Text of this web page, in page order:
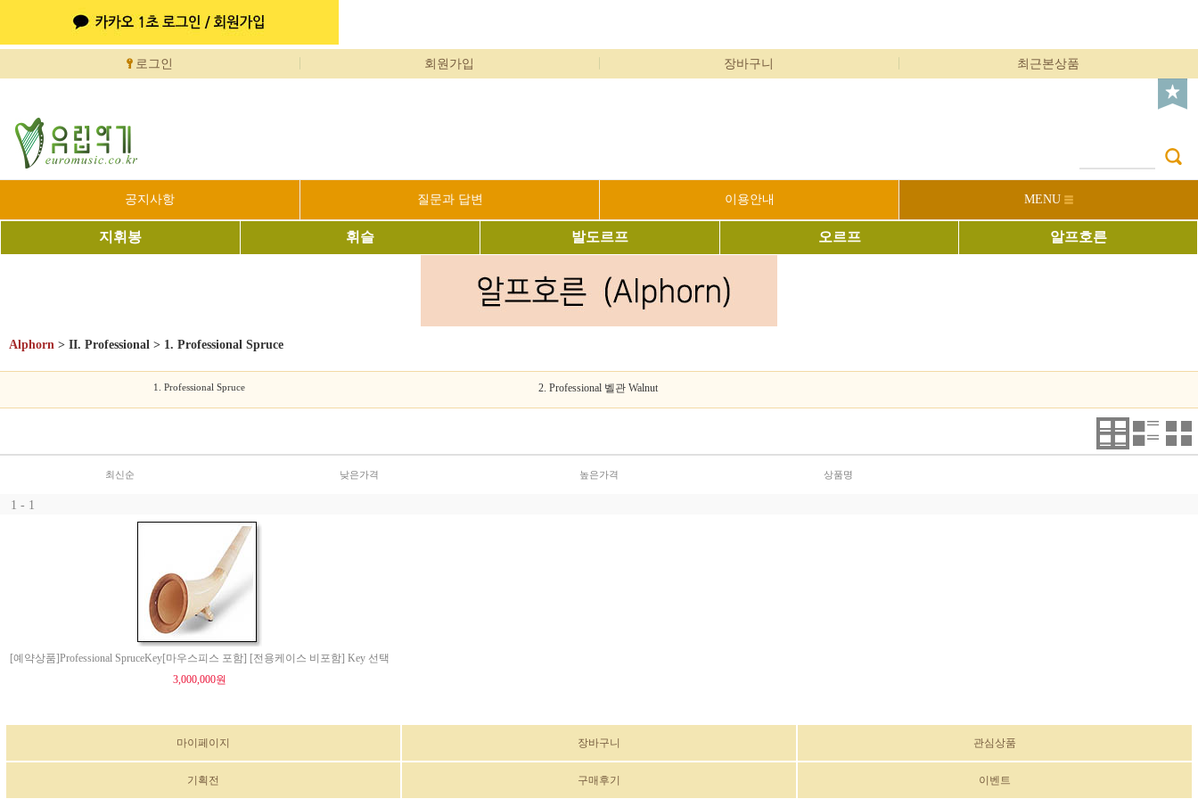
로그인 회원가입 장바구니 최근본상품
공지사항 질문과 답변 이용안내 MENU
지휘봉 휘슬 발도르프 오르프 알프호른
Alphorn > II. Professional > 1. Professional Spruce
1. Professional Spruce 2. Professional 벨관 Walnut
최신순 낮은가격 높은가격 상품명
1 - 1
[예약상품]Professional SpruceKey[마우스피스 포함] [전용케이스 비포함] Key 선택
3,000,000원
마이페이지 장바구니 관심상품
기획전 구매후기 이벤트